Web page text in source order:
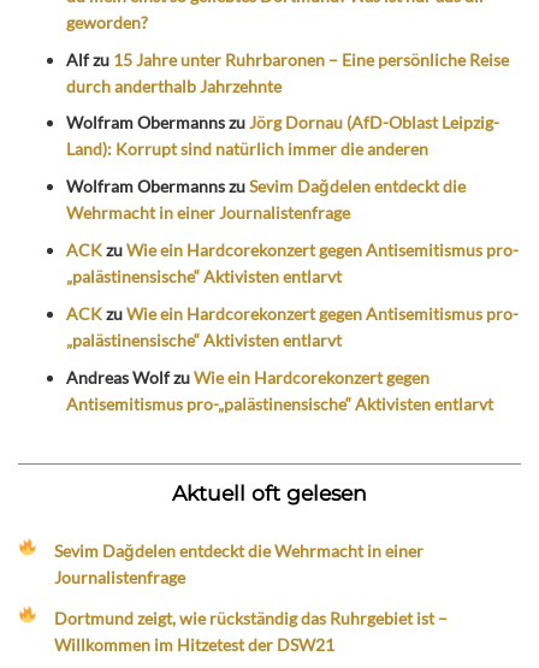
geworden?
Alfzu 15 Jahre unter Ruhrbaronen – Eine persönliche Reise
durch anderthalb Jahrzehnte
Wolfram ObermannszuJörg Dornau (AfD-Oblast Leipzig-
Land): Korrupt sind natürlich immer die anderen
Wolfram ObermannszuSevim Dağdelen entdeckt die
Wehrmacht in einer Journalistenfrage
ACKzuWie ein Hardcorekonzert gegen Antisemitismus pro-
„palästinensische“ Aktivisten entlarvt
ACKzuWie ein Hardcorekonzert gegen Antisemitismus pro-
„palästinensische“ Aktivisten entlarvt
Andreas WolfzuWie ein Hardcorekonzert gegen
Antisemitismus pro-„palästinensische“ Aktivisten entlarvt
Aktuell oft gelesen
Sevim Dağdelen entdeckt die Wehrmacht in einer
Journalistenfrage
Dortmund zeigt, wie rückständig das Ruhrgebiet ist –
Willkommen im Hitzetest der DSW21